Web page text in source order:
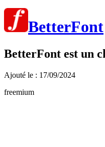
BetterFont
BetterFont est un
Ajouté le : 17/09/2024
freemium